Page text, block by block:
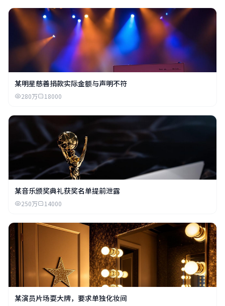
某明星慈善捐款实际金额与声明不符
280万 18000
某音乐颁奖典礼获奖名单提前泄露
250万 14000
某演员片场耍大牌，要求单独化妆间